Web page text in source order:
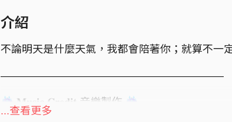
介紹
不論明天是什麼天氣，我都會陪著你；就算不一
—————————————————————
​☔︎ 𝐌𝐮𝐬𝐢𝐜 𝐂𝐫𝐞𝐝𝐢𝐭 音樂製作 ☔︎
...查看更多